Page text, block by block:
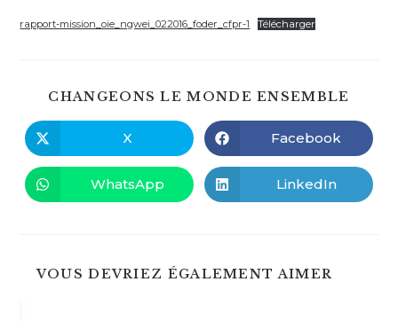
rapport-mission_oie_ngwei_022016_foder_cfpr-1 Télécharger
CHANGEONS LE MONDE ENSEMBLE
Ouvrir
dans
une
autre
fenêtre
X Ouvrir
dans
une
autre
fenêtre
Facebook
Ouvrir
dans
WhatsApp Ouvrir
dans
LinkedIn
VOUS DEVRIEZ ÉGALEMENT AIMER